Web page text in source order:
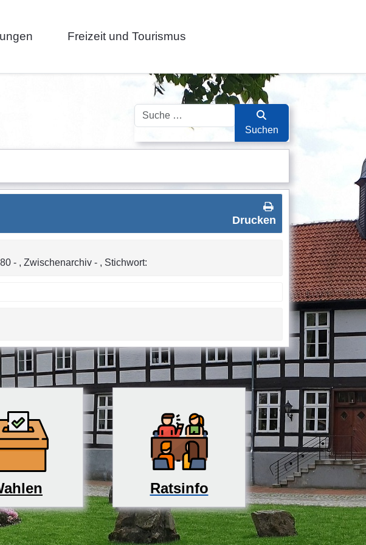
Freizeit und Tourismus
Suchen
Suchen
Drucken
- , Zwischenarchiv - , Stichwort:
Ratsinfo